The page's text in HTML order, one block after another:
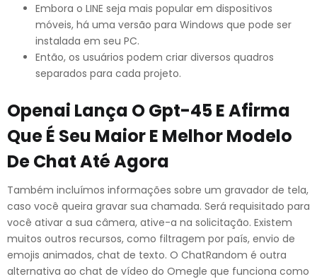
Embora o LINE seja mais popular em dispositivos
móveis, há uma versão para Windows que pode ser
instalada em seu PC.
Então, os usuários podem criar diversos quadros
separados para cada projeto.
Openai Lança O Gpt-45 E Afirma
Que É Seu Maior E Melhor Modelo
De Chat Até Agora
Também incluímos informações sobre um gravador de tela,
caso você queira gravar sua chamada. Será requisitado para
você ativar a sua câmera, ative-a na solicitação. Existem
muitos outros recursos, como filtragem por país, envio de
emojis animados, chat de texto. O ChatRandom é outra
alternativa ao chat de vídeo do Omegle que funciona como